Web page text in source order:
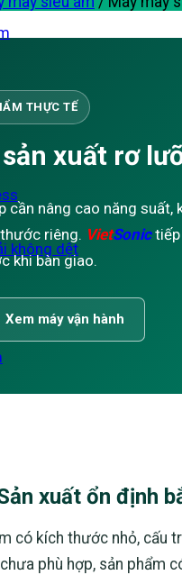
không dệt
THỰC TẾ
xuất rơ
cần nâng cao năng
riêng. VietSonictiếp
khi bàn giao.
Xem máy vận hành
xuất ổn định
có kích thước nhỏ, cấu
phù hợp, sản phẩm